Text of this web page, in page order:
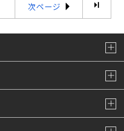
次ページ